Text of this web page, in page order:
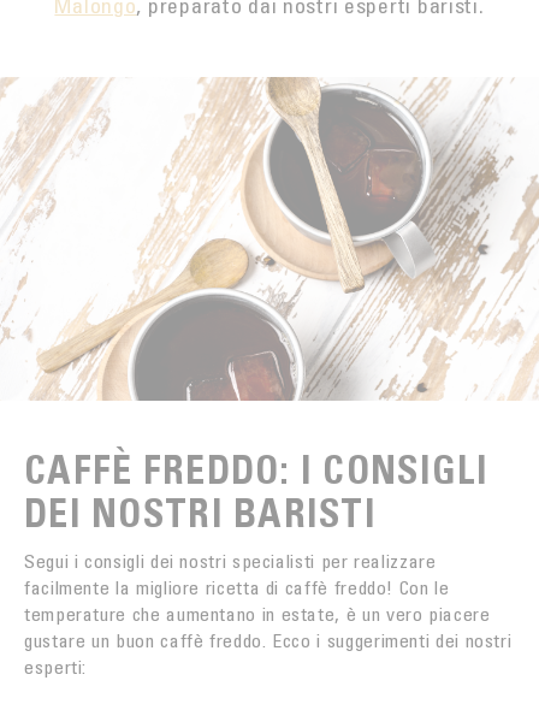
Malongo, preparato dai nostri esperti baristi.
CAFFÈ FREDDO: I CONSIGLI
DEI NOSTRI BARISTI
Segui i consigli dei nostri specialisti per realizzare
facilmente la migliore ricetta di caffè freddo! Con le
temperature che aumentano in estate, è un vero piacere
gustare un buon caffè freddo. Ecco i suggerimenti dei nostri
esperti: